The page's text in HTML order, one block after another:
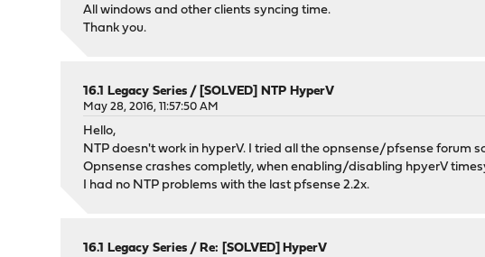
All windows and other clients syncing time.
Thank you.
16.1 Legacy Series / [SOLVED] NTP HyperV
May 28, 2016, 11:57:50 AM
Hello,
NTP doesn't work in hyperV. I tried all the opnsense/pfsense forum
Opnsense crashes completly, when enabling/disabling hpyerV
I had no NTP problems with the last pfsense 2.2x.
16.1 Legacy Series /Re: [SOLVED] HyperV